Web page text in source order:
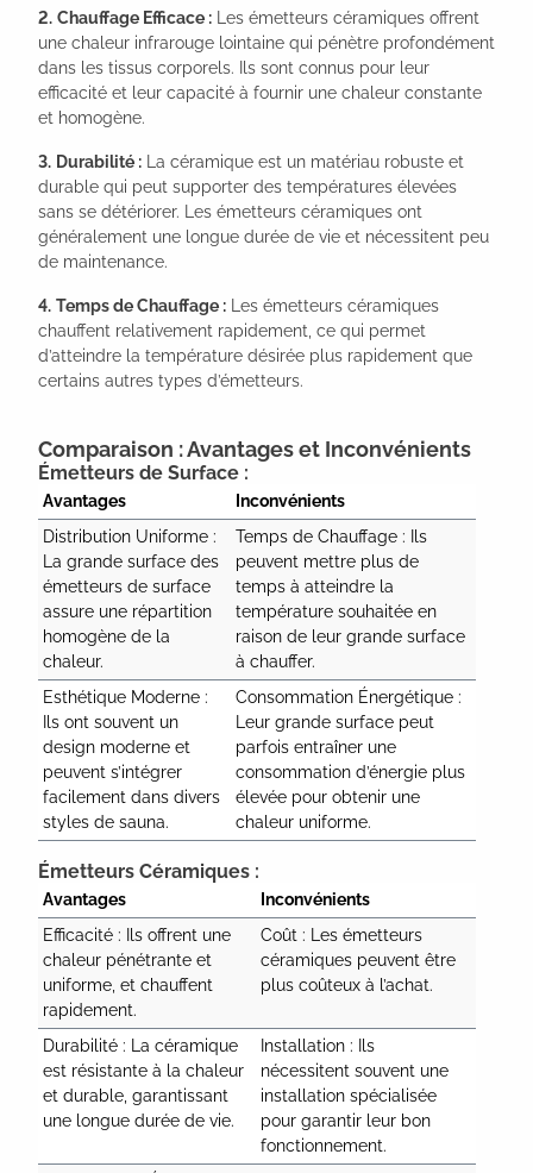
2. Chauffage Efficace : Les émetteurs céramiques offrent
une chaleur infrarouge lointaine qui pénètre profondément
dans les tissus corporels. Ils sont connus pour leur
efficacité et leur capacité à fournir une chaleur constante
et homogène.
3. Durabilité : La céramique est un matériau robuste et
durable qui peut supporter des températures élevées
sans se détériorer. Les émetteurs céramiques ont
généralement une longue durée de vie et nécessitent peu
de maintenance.
4. Temps de Chauffage : Les émetteurs céramiques
chauffent relativement rapidement, ce qui permet
d’atteindre la température désirée plus rapidement que
certains autres types d’émetteurs.
Comparaison : Avantages et Inconvénients
Émetteurs de Surface :
Avantages
Inconvénients
Distribution Uniforme :
La grande surface des
émetteurs de surface
assure une répartition
homogène de la
chaleur.
Temps de Chauffage : Ils
peuvent mettre plus de
temps à atteindre la
température souhaitée en
raison de leur grande surface
à chauffer.
Esthétique Moderne :
Ils ont souvent un
design moderne et
peuvent s’intégrer
facilement dans divers
styles de sauna.
Consommation Énergétique :
Leur grande surface peut
parfois entraîner une
consommation d’énergie plus
élevée pour obtenir une
chaleur uniforme.
Émetteurs Céramiques :
Avantages
Inconvénients
Efficacité : Ils offrent une
chaleur pénétrante et
uniforme, et chauffent
rapidement.
Coût : Les émetteurs
céramiques peuvent être
plus coûteux à l’achat.
Durabilité : La céramique
est résistante à la chaleur
et durable, garantissant
une longue durée de vie.
Installation : Ils
nécessitent souvent une
installation spécialisée
pour garantir leur bon
fonctionnement.